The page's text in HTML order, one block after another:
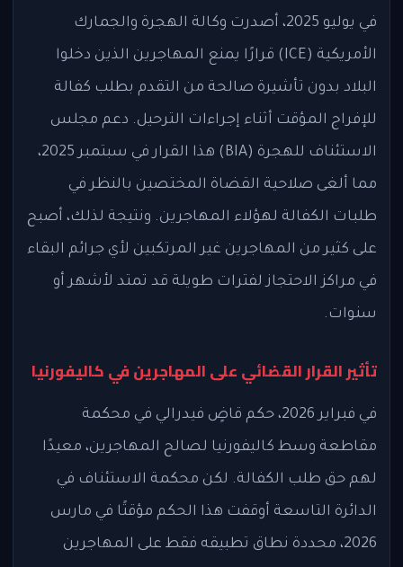
في يوليو 2025، أصدرت وكالة الهجرة والجمارك
الأمريكية (ICE) قرارًا يمنع المهاجرين الذين دخلوا
البلاد بدون تأشيرة صالحة من التقدم بطلب كفالة
للإفراج المؤقت أثناء إجراءات الترحيل. دعم مجلس
الاستئناف للهجرة (BIA) هذا القرار في سبتمبر 2025،
مما ألغى صلاحية القضاة المختصين بالنظر في
طلبات الكفالة لهؤلاء المهاجرين. ونتيجة لذلك، أصبح
على كثير من المهاجرين غير المرتكبين لأي جرائم البقاء
في مراكز الاحتجاز لفترات طويلة قد تمتد لأشهر أو
سنوات.
تأثير القرار القضائي على المهاجرين في كاليفورنيا
في فبراير 2026، حكم قاضٍ فيدرالي في محكمة
مقاطعة وسط كاليفورنيا لصالح المهاجرين، معيدًا
لهم حق طلب الكفالة. لكن محكمة الاستئناف في
الدائرة التاسعة أوقفت هذا الحكم مؤقتًا في مارس
2026، محددة نطاق تطبيقه فقط على المهاجرين